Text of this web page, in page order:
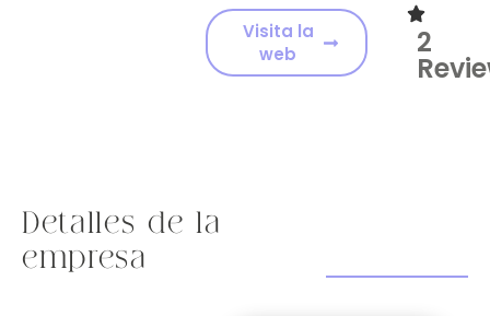
Visita la
web
2
Detalles de la
empresa